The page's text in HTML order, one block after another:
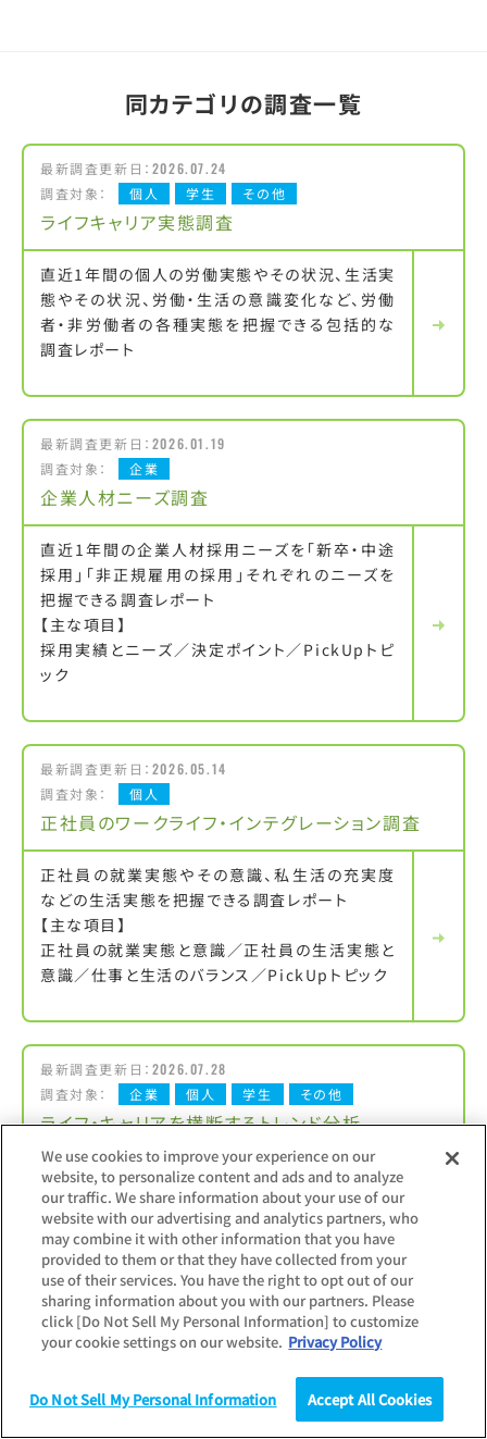
統計（データ） コラム
同カテゴリの調査一覧
最新調査更新日： 2026.07.24
調査対象：
個人 学生 その他
ライフキャリア実態調査
直近1年間の個人の労働実態やその状況、生活実
態やその状況、労働・生活の意識変化など、労働
者・非労働者の各種実態を把握できる包括的な
調査レポート
最新調査更新日： 2026.01.19
調査対象：
企業
企業人材ニーズ調査
直近1年間の企業人材採用ニーズを「新卒・中途
採用」「非正規雇用の採用」それぞれのニーズを
把握できる調査レポート
【主な項目】
採用実績とニーズ／決定ポイント／PickUpトピ
ック
最新調査更新日： 2026.05.14
調査対象：
個人
正社員のワークライフ・インテグレーション調査
正社員の就業実態やその意識、私生活の充実度
などの生活実態を把握できる調査レポート
【主な項目】
正社員の就業実態と意識／正社員の生活実態と
意識／仕事と生活のバランス／PickUpトピック
最新調査更新日： 2026.07.28
調査対象：
企業 個人 学生 その他
ライフ・キャリアを横断するトレンド分析
労働に関わる法制や生活意識など、社会性のあ
るトレンドを把握できるテーマ別調査レポート
最新調査更新日：2026.05.29
調査対象：
その他
日銀短観、政府統計、マイナビデータより業界別
We use cookies to improve your experience on our
website, to personalize content and ads and to analyze
our traffic. We share information about your use of our
website with our advertising and analytics partners, who
may combine it with other information that you have
provided to them or that they have collected from your
use of their services. You have the right to opt out of our
sharing information about you with our partners. Please
click [Do Not Sell My Personal Information] to customize
your cookie settings on our website. Privacy Policy
Do Not Sell My Personal Information Accept All Cookies